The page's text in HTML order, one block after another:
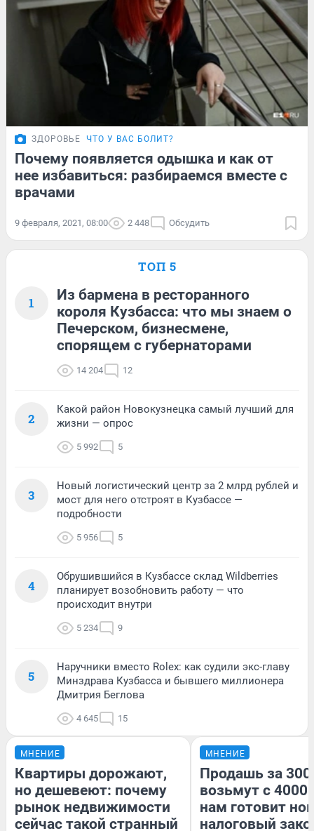
ЗДОРОВЬЕ ЧТО У ВАС БОЛИТ?
Почему появляется одышка и как от
нее избавиться: разбираемся вместе с
врачами
9 февраля, 2021, 08:00 2 448 Обсудить
ТОП 5
1
Из бармена в ресторанного
короля Кузбасса: что мы знаем о
Печерском, бизнесмене,
спорящем с губернаторами
14 204 12
2
Какой район Новокузнецка самый лучший для
жизни — опрос
5 992 5
3
Новый логистический центр за 2 млрд рублей и
мост для него отстроят в Кузбассе —
подробности
5 956 5
4
Обрушившийся в Кузбассе склад Wildberries
планирует возобновить работу — что
происходит внутри
5 234 9
5
Наручники вместо Rolex: как судили экс-главу
Минздрава Кузбасса и бывшего миллионера
Дмитрия Беглова
4 645 15
МНЕНИЕ
Квартиры дорожают,
но дешевеют: почему
рынок недвижимости
сейчас такой странный
МНЕНИЕ
Продашь за
возьмут с
нам готовит
налоговый